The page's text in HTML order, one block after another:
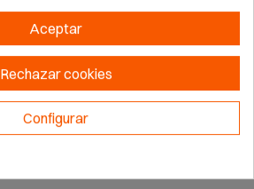
Aceptar
Rechazar cookies
Configurar